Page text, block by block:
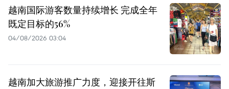
越南国际游客数量持续增长 完成全年
既定目标的56%
04/08/2026 03:04
越南加大旅游推广力度，迎接开往斯